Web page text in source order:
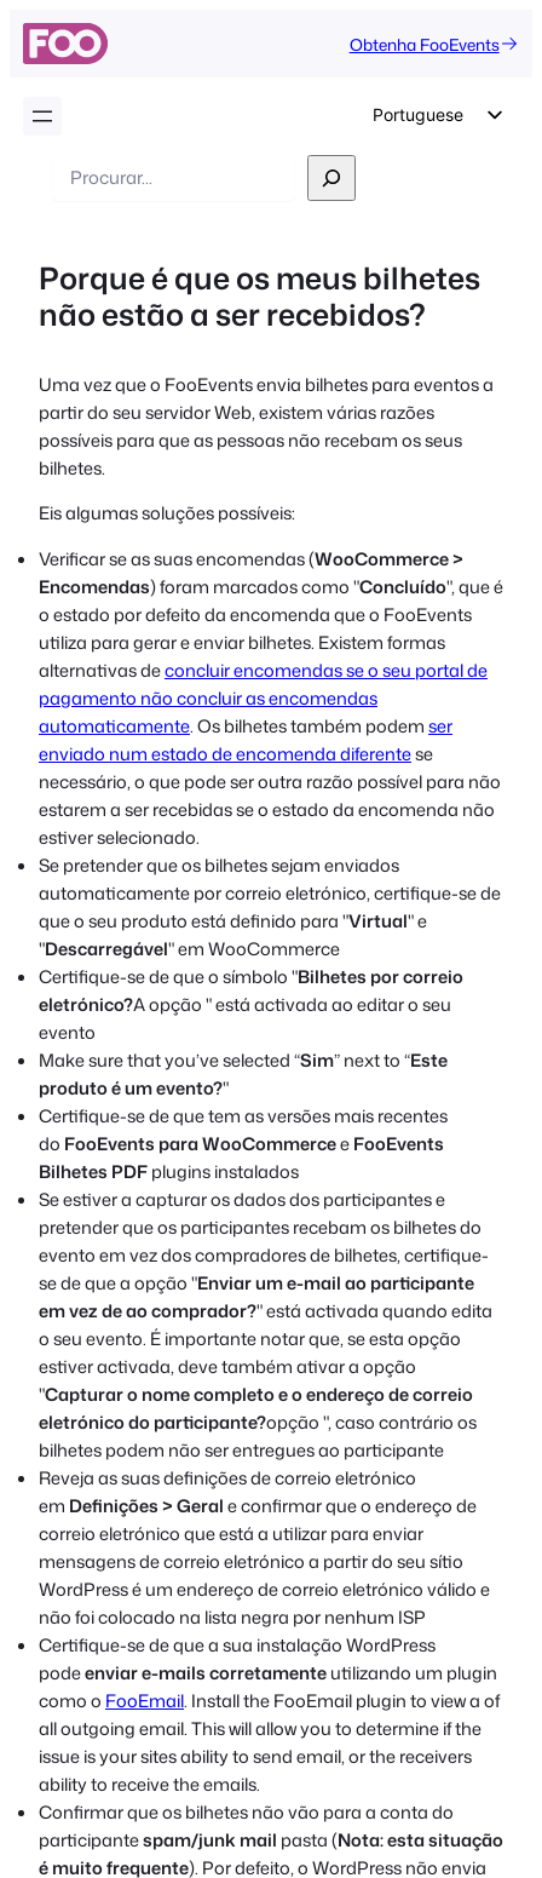
Obtenha FooEvents
Portuguese
Spanish
Italian
Polish
Czech
Pesquisar
Porque é que os meus bilhetes
não estão a ser recebidos?
Uma vez que o FooEvents envia bilhetes para eventos a
partir do seu servidor Web, existem várias razões
possíveis para que as pessoas não recebam os seus
bilhetes.
Eis algumas soluções possíveis:
Verificar se as suas encomendas (WooCommerce >
Encomendas) foram marcados como "Concluído", que é
o estado por defeito da encomenda que o FooEvents
utiliza para gerar e enviar bilhetes. Existem formas
alternativas deconcluir encomendas se o seu portal de
pagamento não concluir as encomendas
automaticamente. Os bilhetes também podemser
enviado num estado de encomenda diferentese
necessário, o que pode ser outra razão possível para não
estarem a ser recebidas se o estado da encomenda não
estiver selecionado.
Se pretender que os bilhetes sejam enviados
automaticamente por correio eletrónico, certifique-se de
que o seu produto está definido para "Virtual" e
"Descarregável" em WooCommerce
Certifique-se de que o símbolo "Bilhetes por correio
eletrónico?A opção " está activada ao editar o seu
evento
Make sure that you’ve selected “Sim” next to “Este
produto é um evento?"
Certifique-se de que tem as versões mais recentes
do FooEvents para WooCommerceeFooEvents
Bilhetes PDFplugins instalados
Se estiver a capturar os dados dos participantes e
pretender que os participantes recebam os bilhetes do
evento em vez dos compradores de bilhetes, certifique-
se de que a opção "Enviar um e-mail ao participante
em vez de ao comprador?" está activada quando edita
o seu evento. É importante notar que, se esta opção
estiver activada, deve também ativar a opção
"Capturar o nome completo e o endereço de correio
eletrónico do participante?opção ", caso contrário os
bilhetes podem não ser entregues ao participante
Reveja as suas definições de correio eletrónico
em Definições > Gerale confirmar que o endereço de
correio eletrónico que está a utilizar para enviar
mensagens de correio eletrónico a partir do seu sítio
WordPress é um endereço de correio eletrónico válido e
não foi colocado na lista negra por nenhum ISP
Certifique-se de que a sua instalação WordPress
podeenviar e-mails corretamenteutilizando um plugin
como o FooEmail. Install the FooEmail plugin to view a of
all outgoing email. This will allow you to determine if the
issue is your sites ability to send email, or the receivers
ability to receive the emails.
Confirmar que os bilhetes não vão para a conta do
participantespam/junk mail pasta (Nota: esta situação
é muito frequente). Por defeito, o WordPress não envia